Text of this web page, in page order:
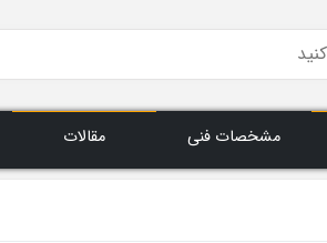
مشخصات فنی مقالات